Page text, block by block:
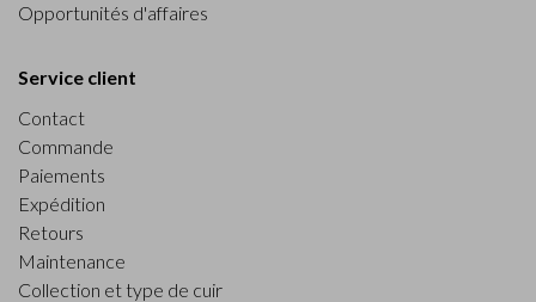
Opportunités d'affaires
Service client
Contact
Commande
Paiements
Expédition
Retours
Maintenance
Collection et type de cuir